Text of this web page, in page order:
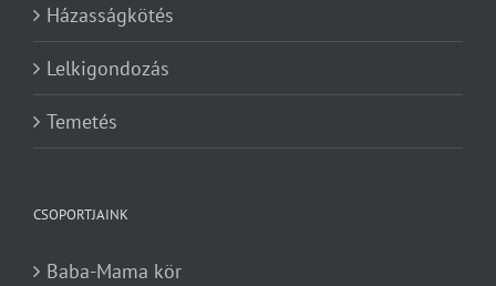
Házasságkötés
Lelkigondozás
Temetés
CSOPORTJAINK
Baba-Mama kör